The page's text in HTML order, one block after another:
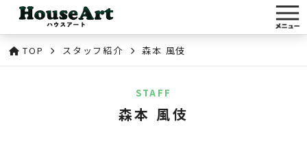
TOP スタッフ紹介 森本 風伎
STAFF
森本 風伎